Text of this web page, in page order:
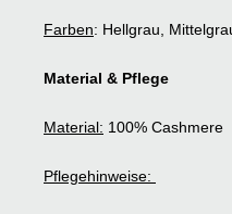
Farben: Hellgrau,
Material & Pflege
Material: 100% Cashmere
Pflegehinweise: